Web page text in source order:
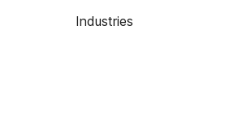
Industries